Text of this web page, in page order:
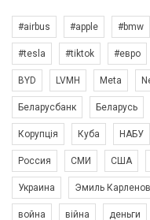
#airbus #apple #bmw
#tesla #tiktok #евро
BYD LVMH Meta
Беларусбанк Беларусь
Корупція Куба НАБУ
Россия СМИ США
Украина Эмиль
война війна деньги